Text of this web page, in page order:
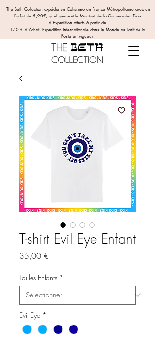
The Beth Collection expédie en Colissimo en France Métropolitaine avec un
Forfait de 5,90€, quel que soit le Montant de la Commande. Frais
d'Expédition offerts à partir de
150 € d'Achat. Expédition internationale dans le Monde au Tarif de la
Poste en vigueur.
T-shirt Evil Eye Enfant
35,00 €
Tailles Enfants *
Evil Eye *